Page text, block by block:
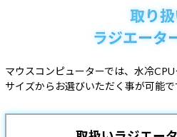
取り
ラジエータ
マウスコンピューターでは、水冷
サイズからお選びいただく事が可能で